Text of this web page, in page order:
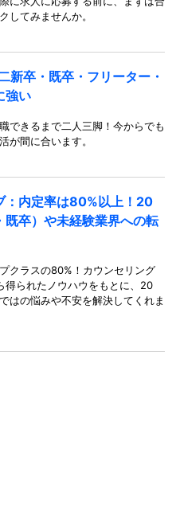
してみませんか。
新卒・既卒・フリーター・
強い
できるまで二人三脚！今からでも
が間に合います。
：内定率は80%以上！20
既卒）や未経験業界への転
クラスの80%！カウンセリング
得られたノウハウをもとに、20
はの悩みや不安を解決してくれま